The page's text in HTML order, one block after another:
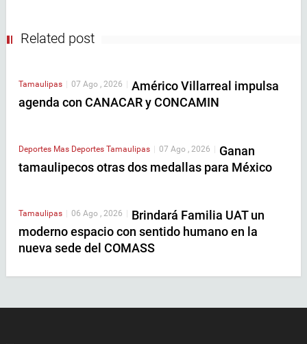
Related post
Tamaulipas 07 Ago , 2026
Américo Villarreal impulsa
agenda con CANACAR y CONCAMIN
Deportes Mas Deportes Tamaulipas | 07 Ago , 2026 | Ganan
tamaulipecos otras dos medallas para México
Tamaulipas 06 Ago , 2026
Brindará Familia UAT un
moderno espacio con sentido humano en la
nueva sede del COMASS